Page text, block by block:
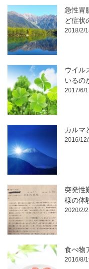
急性胃
ど症状
2018/2/
ウイル
いるの
2017/6/
カルマ
2016/
突発性
様の
2020/2/
食べ物
2016/8/